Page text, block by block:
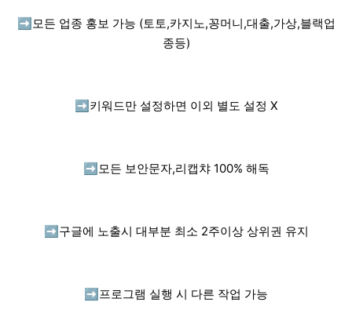
➡️ 모든 업종 홍보 가능 (토토,카지노,꽁머니,대출,가상,블랙업
종등)
➡️ 키워드만 설정하면 이외 별도 설정 X
➡️ 모든 보안문자,리캡챠 100% 해독
➡️ 구글에 노출시 대부분 최소 2주이상 상위권 유지
➡️ 프로그램 실행 시 다른 작업 가능